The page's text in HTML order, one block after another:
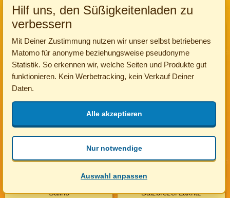
salzig
Salzdiamanten
in die Tüte in die Tüte
Salino Salzbrezel Lakritz
Hilf uns, den Süßigkeitenladen zu
verbessern
Mit Deiner Zustimmung nutzen wir unser selbst betriebenes
Matomo für anonyme beziehungsweise pseudonyme
Statistik. So erkennen wir, welche Seiten und Produkte gut
funktionieren. Kein Werbetracking, kein Verkauf Deiner
Daten.
Auswahl anpassen
Nur notwendige
Alle akzeptieren